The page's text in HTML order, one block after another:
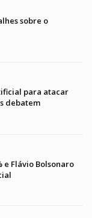
sobre o
para atacar
debatem
e Flávio Bolsonaro